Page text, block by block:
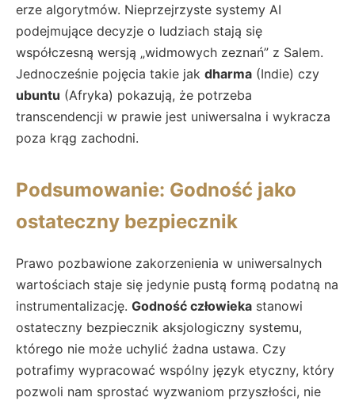
erze algorytmów. Nieprzejrzyste systemy AI
podejmujące decyzje o ludziach stają się
współczesną wersją „widmowych zeznań” z Salem.
Jednocześnie pojęcia takie jak dharma (Indie) czy
ubuntu (Afryka) pokazują, że potrzeba
transcendencji w prawie jest uniwersalna i wykracza
poza krąg zachodni.
Podsumowanie: Godność jako
ostateczny bezpiecznik
Prawo pozbawione zakorzenienia w uniwersalnych
wartościach staje się jedynie pustą formą podatną na
instrumentalizację. Godność człowieka stanowi
ostateczny bezpiecznik aksjologiczny systemu,
którego nie może uchylić żadna ustawa. Czy
potrafimy wypracować wspólny język etyczny, który
pozwoli nam sprostać wyzwaniom przyszłości, nie